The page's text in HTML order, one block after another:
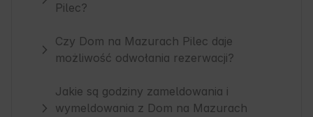
Pilec?
Czy Dom na Mazurach Pilec daje
możliwość odwołania rezerwacji?
Jakie są godziny zameldowania i
wymeldowania z Dom na Mazurach